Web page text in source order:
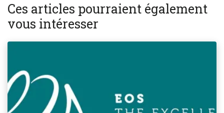
Ces articles pourraient également
vous intéresser